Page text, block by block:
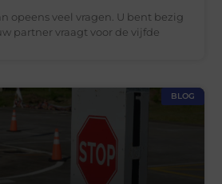
opeens veel vragen. U bent bezig
partner vraagt voor de vijfde
BLOG